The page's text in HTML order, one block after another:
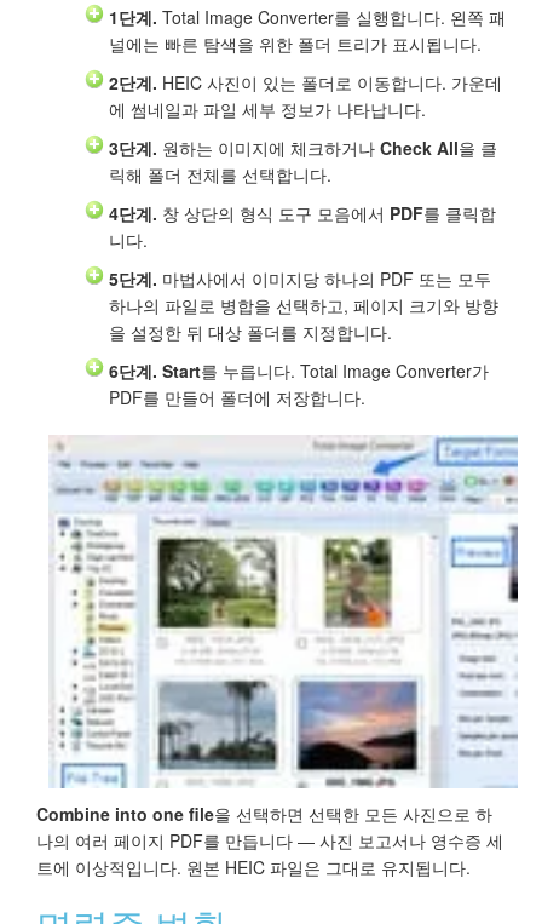
1단계. Total Image Converter를 실행합니다. 왼쪽 패
널에는 빠른 탐색을 위한 폴더 트리가 표시됩니다.
2단계. HEIC 사진이 있는 폴더로 이동합니다. 가운데
에 썸네일과 파일 세부 정보가 나타납니다.
3단계. 원하는 이미지에 체크하거나 Check All을 클
릭해 폴더 전체를 선택합니다.
4단계. 창 상단의 형식 도구 모음에서 PDF를 클릭합
니다.
5단계. 마법사에서 이미지당 하나의 PDF 또는 모두
하나의 파일로 병합을 선택하고, 페이지 크기와 방향
을 설정한 뒤 대상 폴더를 지정합니다.
6단계. Start를 누릅니다. Total Image Converter가
PDF를 만들어 폴더에 저장합니다.
Combine into one file을 선택하면 선택한 모든 사진으로 하
나의 여러 페이지 PDF를 만듭니다 — 사진 보고서나 영수증 세
트에 이상적입니다. 원본 HEIC 파일은 그대로 유지됩니다.